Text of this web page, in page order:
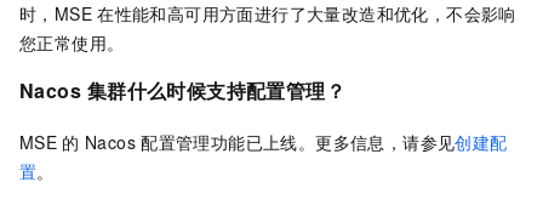
时，MSE 在性能和高可用方面进行了大量改造和优化，不会影响
您正常使用。
Nacos 集群什么时候支持配置管理？
MSE 的 Nacos 配置管理功能已上线。更多信息，请参见创建配
置。